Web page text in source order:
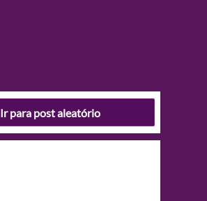
Ir para post aleatório